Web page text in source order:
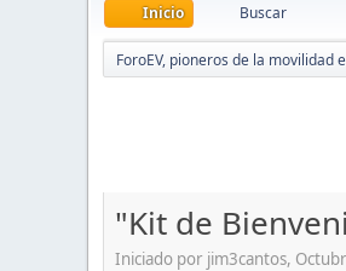
Inicio Buscar
ForoEV, pioneros de la movilidad
"Kit de
Iniciado por jim3cantos,